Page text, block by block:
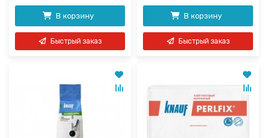
В корзину
Быстрый заказ
В корзину
Быстрый заказ